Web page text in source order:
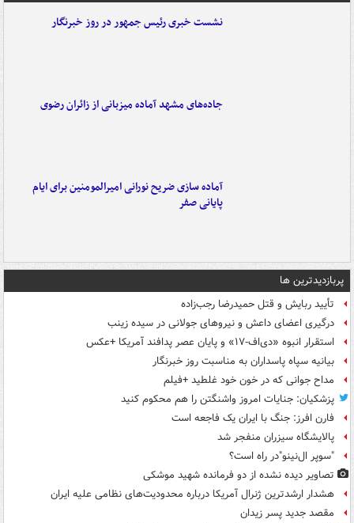
نشست خبری رئیس جمهور در روز خبرنگار
جاده‌های مشهد آماده میزبانی از زائران رضوی
آماده سازی ضریح نورانی امیرالمومنین برای ایام
پایانی صفر
پربازدیدترین ها
تأیید ربایش و قتل حمیدرضا رجب‌زاده
درگیری اعضای داعش و نیروهای جولانی در سیده زینب
استقرار انبوه «دی‌اف‑۱۷» و پایان عصر پدافند آمریکا +عکس
بیانیه سپاه پاسداران به مناسبت روز خبرنگار
مداح جوانی که در خون خود غلطید +فیلم
پزشکیان: جنایات امروز واشنگتن را هم محکوم کنید
فارن افرز: جنگ با ایران یک فاجعه است
پالایشگاه سیزران منفجر شد
"سوپر ال‌نینو"در راه است؟
تصاویر دیده‌ نشده از دو فرمانده شهید موشکی
هشدار ارشدترین ژنرال آمریکا درباره محدودیت‌های نظامی علیه ایران
مقصد جدید پسر زیدان